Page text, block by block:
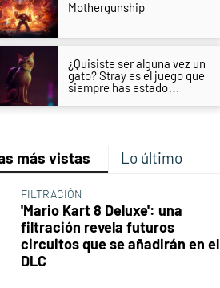
Mothergunship
¿Quisiste ser alguna vez un
gato? Stray es el juego que
siempre has estado
más vistas Lo último
FILTRACIÓN
'Mario Kart 8 Deluxe': una
filtración revela futuros
circuitos que se añadirán en el
DLC